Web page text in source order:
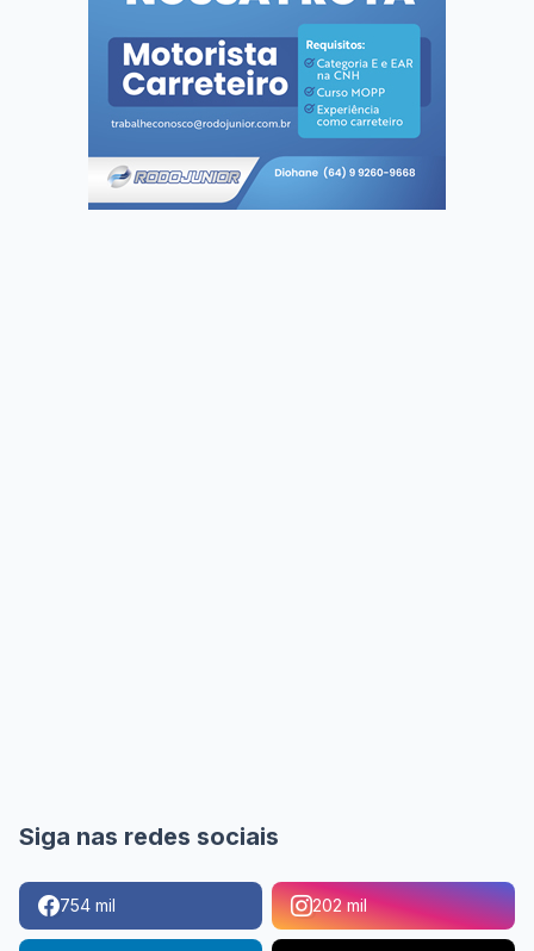
Siga nas redes sociais
754 mil 202 mil